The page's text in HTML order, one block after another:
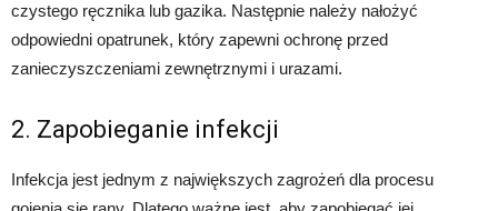
czystego ręcznika lub gazika. Następnie należy nałożyć
odpowiedni opatrunek, który zapewni ochronę przed
zanieczyszczeniami zewnętrznymi i urazami.
2. Zapobieganie infekcji
Infekcja jest jednym z największych zagrożeń dla procesu